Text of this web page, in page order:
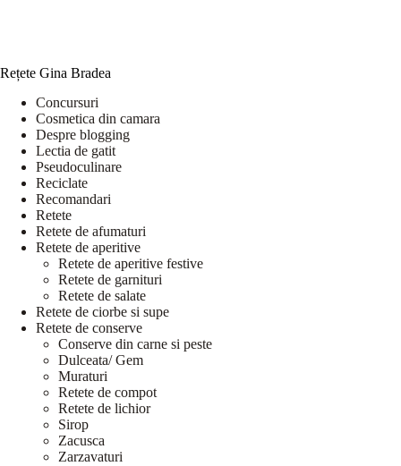
Rețete Gina Bradea
Concursuri
Cosmetica din camara
Despre blogging
Lectia de gatit
Pseudoculinare
Reciclate
Recomandari
Retete
Retete de afumaturi
Retete de aperitive
Retete de aperitive festive
Retete de garnituri
Retete de salate
Retete de ciorbe si supe
Retete de conserve
Conserve din carne si peste
Dulceata/ Gem
Muraturi
Retete de compot
Retete de lichior
Sirop
Zacusca
Zarzavaturi